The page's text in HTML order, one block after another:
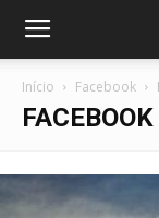
Início Facebook